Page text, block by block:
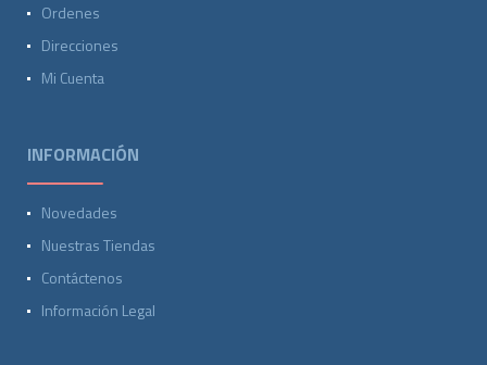
Ordenes
Direcciones
Mi Cuenta
INFORMACIÓN
Novedades
Nuestras Tiendas
Contáctenos
Información Legal